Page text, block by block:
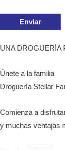
UNA DROGUERÍA
Únete a la familia
Droguería Stellar
Comienza a
y muchas ventajas